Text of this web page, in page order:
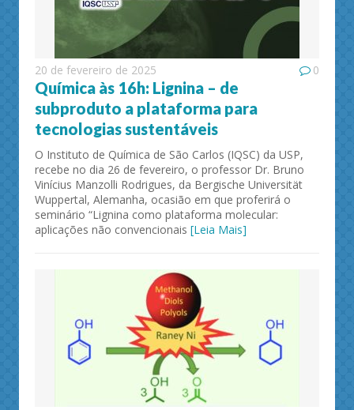
20 de fevereiro de 2025 0
Química às 16h: Lignina – de
subproduto a plataforma para
tecnologias sustentáveis
O Instituto de Química de São Carlos (IQSC) da USP,
recebe no dia 26 de fevereiro, o professor Dr. Bruno
Vinícius Manzolli Rodrigues, da Bergische Universität
Wuppertal, Alemanha, ocasião em que proferirá o
seminário “Lignina como plataforma molecular:
aplicações não convencionais [Leia Mais]